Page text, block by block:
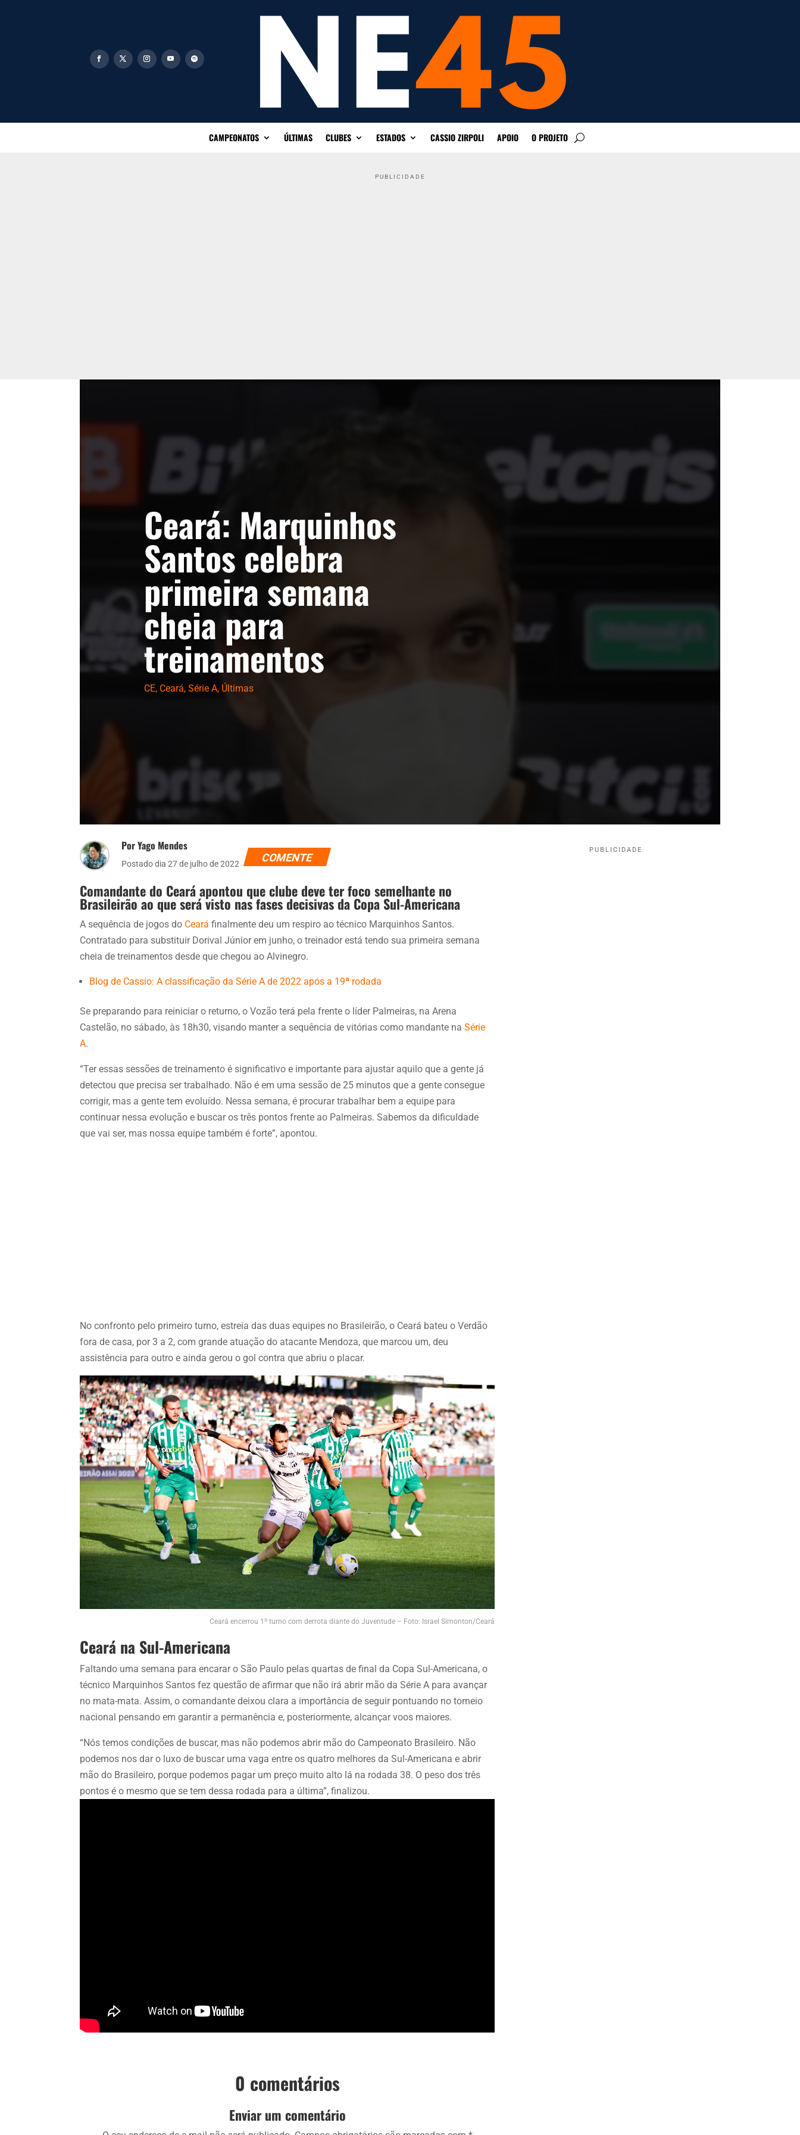
CAMPEONATOS ÚLTIMAS CLUBES ESTADOS CASSIO ZIRPOLI APOIO O PROJETO
PUBLICIDADE
Ceará: Marquinhos
Santos celebra
primeira semana
cheia para
treinamentos
CE, Ceará, Série A, Últimas
Por Yago Mendes
Postado dia 27 de julho de 2022 COMENTE
Comandante do Ceará apontou que clube deve ter foco semelhante no
Brasileirão ao que será visto nas fases decisivas da Copa Sul-Americana
A sequência de jogos do Ceará finalmente deu um respiro ao técnico Marquinhos Santos.
Contratado para substituir Dorival Júnior em junho, o treinador está tendo sua primeira semana
cheia de treinamentos desde que chegou ao Alvinegro.
Blog de Cassio: A classificação da Série A de 2022 após a 19ª rodada
Se preparando para reiniciar o returno, o Vozão terá pela frente o líder Palmeiras, na Arena
Castelão, no sábado, às 18h30, visando manter a sequência de vitórias como mandante naSérie
A.
“Ter essas sessões de treinamento é significativo e importante para ajustar aquilo que a gente já
detectou que precisa ser trabalhado. Não é em uma sessão de 25 minutos que a gente consegue
corrigir, mas a gente tem evoluído. Nessa semana, é procurar trabalhar bem a equipe para
continuar nessa evolução e buscar os três pontos frente ao Palmeiras. Sabemos da dificuldade
que vai ser, mas nossa equipe também é forte”, apontou.
No confronto pelo primeiro turno, estreia das duas equipes no Brasileirão, o Ceará bateu o Verdão
fora de casa, por 3 a 2, com grande atuação do atacante Mendoza, que marcou um, deu
assistência para outro e ainda gerou o gol contra que abriu o placar.
Ceará encerrou 1º turno com derrota diante do Juventude – Foto: Israel Simonton/Ceará
Ceará na Sul-Americana
Faltando uma semana para encarar o São Paulo pelas quartas de final da Copa Sul-Americana, o
técnico Marquinhos Santos fez questão de afirmar que não irá abrir mão da Série A para avançar
no mata-mata. Assim, o comandante deixou clara a importância de seguir pontuando no torneio
nacional pensando em garantir a permanência e, posteriormente, alcançar voos maiores.
“Nós temos condições de buscar, mas não podemos abrir mão do Campeonato Brasileiro. Não
podemos nos dar o luxo de buscar uma vaga entre os quatro melhores da Sul-Americana e abrir
mão do Brasileiro, porque podemos pagar um preço muito alto lá na rodada 38. O peso dos três
pontos é o mesmo que se tem dessa rodada para a última”, finalizou.
0 comentários
Enviar um comentário
PUBLICIDADE